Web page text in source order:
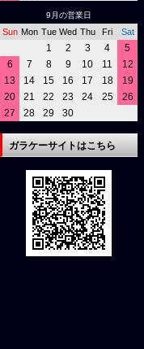
9月の営業日
Sun Mon Tue Wed Thu Fri Sat
1 2 3 4
5
6
7 8 9 10 11
12
13
14 15 16 17 18
19
20
21 22 23 24 25
26
27
28 29 30
ガラケーサイトはこちら